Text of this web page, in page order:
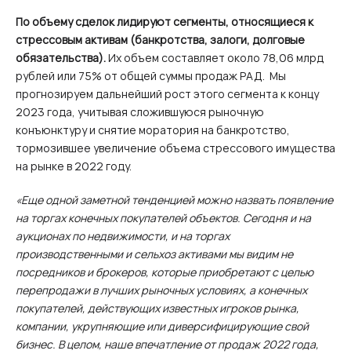
По объему сделок лидируют сегменты, относящиеся к
стрессовым активам (банкротства, залоги, долговые
обязательства).Их объем составляет около 78,06 млрд
рублей или 75% от общей суммы продаж РАД. Мы
прогнозируем дальнейший рост этого сегмента к концу
2023 года, учитывая сложившуюся рыночную
конъюнктуру и снятие моратория на банкротство,
тормозившее увеличение объема стрессового имущества
на рынке в 2022 году.
«Еще одной заметной тенденцией можно назвать появление
на торгах конечных покупателей объектов. Сегодня и на
аукционах по недвижимости, и на торгах
производственными и сельхоз активами мы видим не
посредников и брокеров, которые приобретают с целью
перепродажи в лучших рыночных условиях, а конечных
покупателей, действующих известных игроков рынка,
компании, укрупняющие или диверсифицирующие свой
бизнес. В целом, наше впечатление от продаж 2022 года,